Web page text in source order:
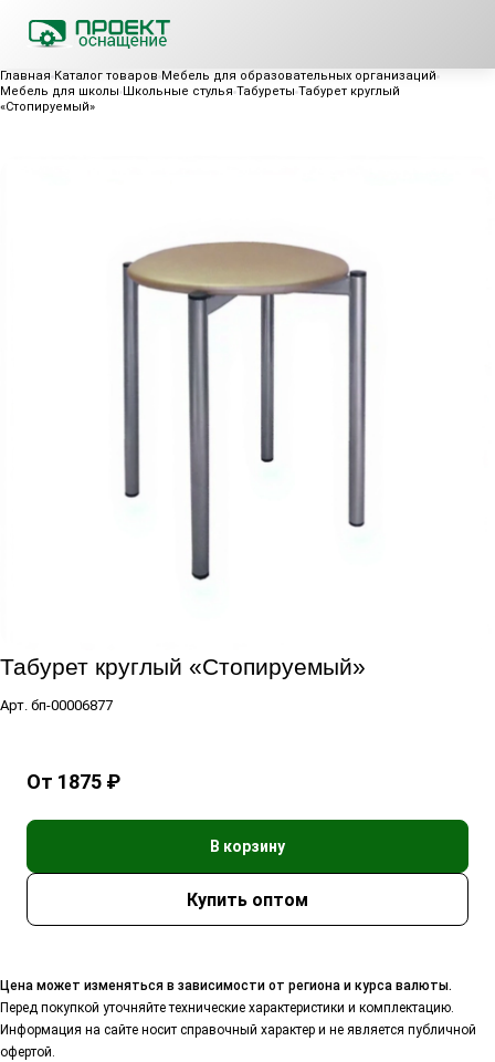
Главная Каталог товаров Мебель для образовательных организаций
Мебель для школы Школьные стулья Табуреты Табурет круглый
«Стопируемый»
Табурет круглый «Стопируемый»
Арт. бп-00006877
От 1875 ₽
В корзину
Цена может изменяться в зависимости от региона и курса валюты.
Перед покупкой уточняйте технические характеристики и комплектацию.
Информация на сайте носит справочный характер и не является публичной
офертой.